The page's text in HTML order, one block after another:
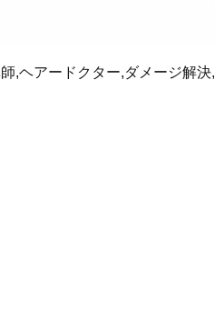
,ヘアードクター,ダメージ解決